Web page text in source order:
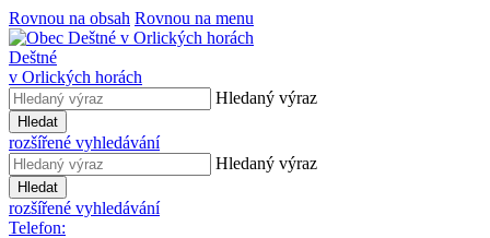
Rovnou na obsah Rovnou na menu
Deštné
v Orlických horách
Hledaný výraz
Hledat
rozšířené vyhledávání
Hledaný výraz
Hledat
rozšířené vyhledávání
Telefon: